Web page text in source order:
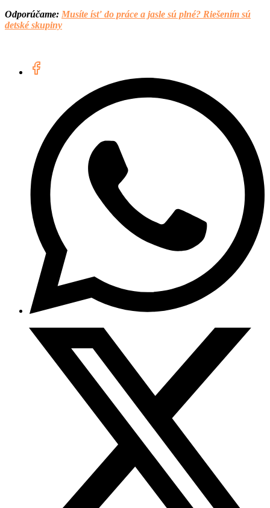
Odporúčame: Musíte ísť do práce a jasle sú plné? Riešením sú
detské skupiny